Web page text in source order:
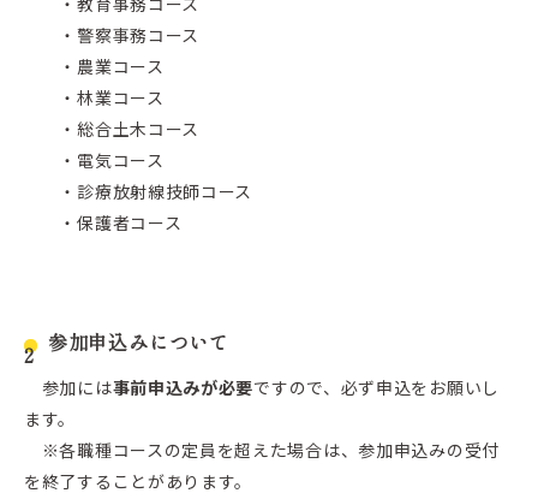
・警察事務コース
・農業コース
・林業コース
・総合土木コース
・電気コース
・診療放射線技師コース
・保護者コース
参加申込みについて
参加には事前申込みが必要ですので、必ず申込をお願いし
ます。
※各職種コースの定員を超えた場合は、参加申込みの受付
を終了することがあります。